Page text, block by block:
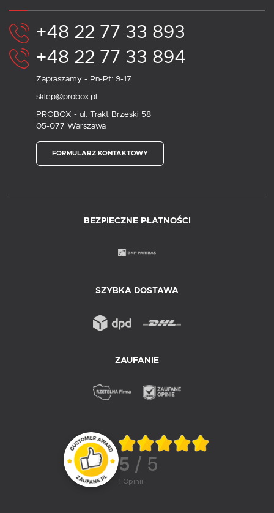
+48 22 77 33 893
+48 22 77 33 894
Zapraszamy - Pn-Pt: 9-17
sklep@probox.pl
PROBOX - ul. Trakt Brzeski 58
05-077 Warszawa
FORMULARZ KONTAKTOWY
BEZPIECZNE PŁATNOŚCI
SZYBKA DOSTAWA
ZAUFANIE
5 / 5
1 opinii